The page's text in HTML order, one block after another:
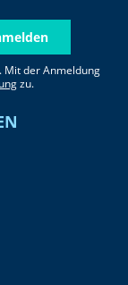
Mit der Anmeldung
zu.